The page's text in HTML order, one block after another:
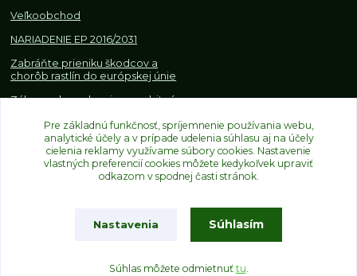
Veľkoobchod
NARIADENIE EP 2016/2031
Zabráňte prieniku škodcov a
chorôb rastlín do európskej únie
Zákazy, obmedzenia a osobitné
obchodovaní s rastlinami
Upravit sběr cookies.
Vytvorené na Eshop-rychlo.sk
Pre základnú funkčnosť, spríjemnenie používania webu,
analytické účely a v prípade udelenia súhlasu aj na účely
cielenia reklamy využívame súbory cookies. Nastavenie
vlastných preferencií cookies môžete kedykoľvek upraviť
odkazom v spodnej časti stránok.
Nastavenia Súhlasím
Súhlas môžete odmietnuť tu